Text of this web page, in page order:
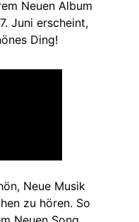
Neuen Album
Juni erscheint,
Ding!
Neue Musik
zu hören. So